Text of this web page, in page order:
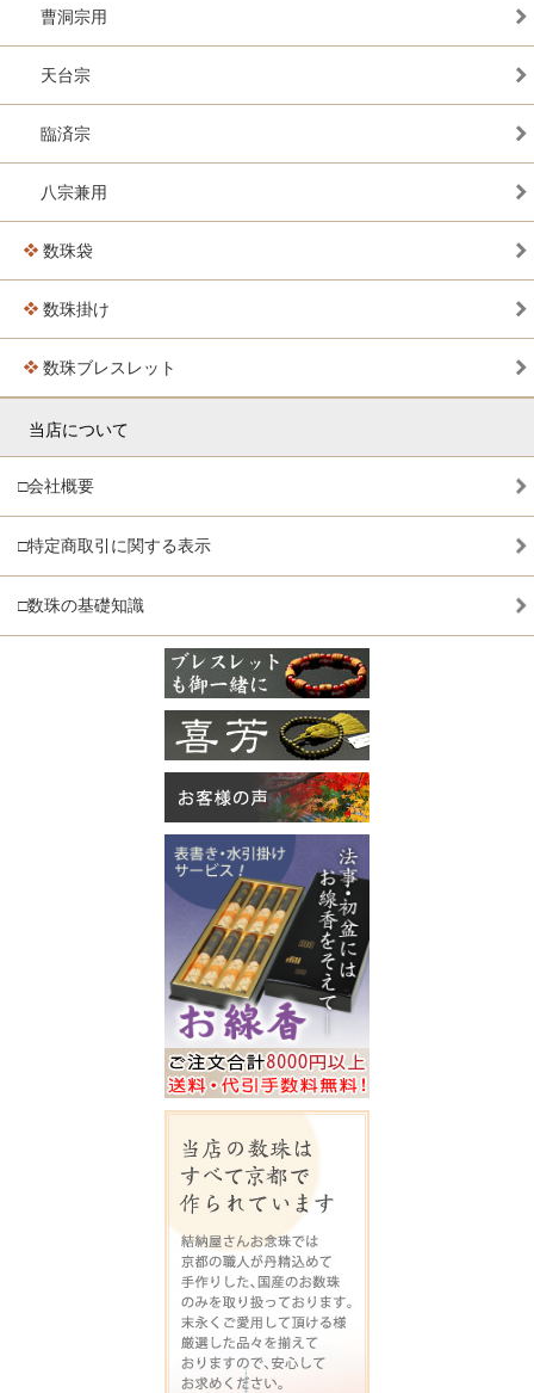
曹洞宗用
天台宗
臨済宗
八宗兼用
数珠袋
数珠掛け
数珠ブレスレット
当店について
□会社概要
□特定商取引に関する表示
□数珠の基礎知識